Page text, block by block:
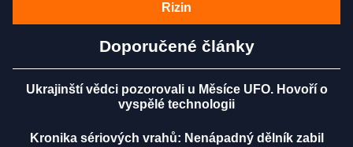
Rizin
Doporučené články
Ukrajinští vědci pozorovali u Měsíce UFO. Hovoří o
vyspělé technologii
Kronika sériových vrahů: Nenápadný dělník zabil